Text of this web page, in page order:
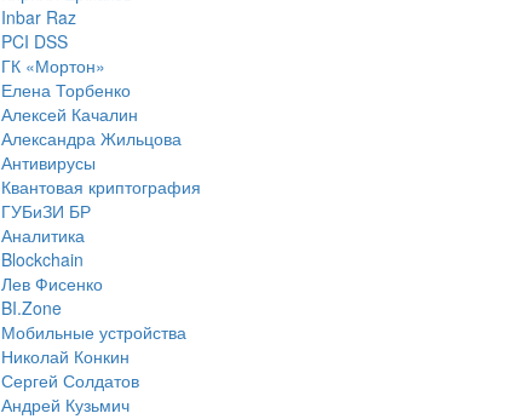
Inbar Raz
PCI DSS
ГК «Мортон»
Елена Торбенко
Алексей Качалин
Александра Жильцова
Антивирусы
Квантовая криптография
ГУБиЗИ БР
Аналитика
Blockchain
Лев Фисенко
BI.Zone
Мобильные устройства
Николай Конкин
Сергей Солдатов
Андрей Кузьмич